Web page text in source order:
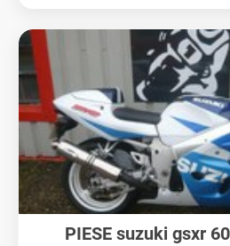
PIESE suzuki gsxr